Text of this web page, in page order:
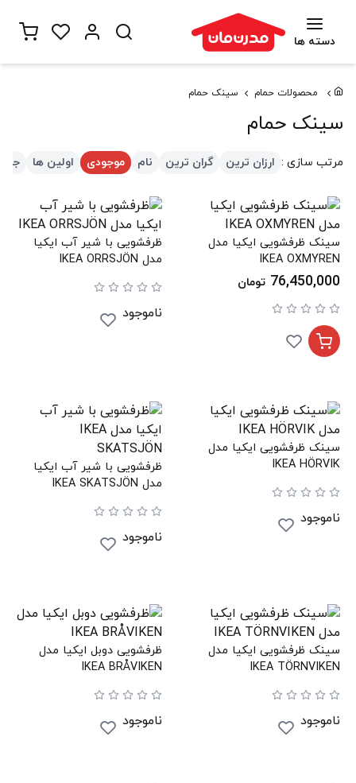
دسته ها
محصولات حمام سینک حمام
سینک حمام
مرتب سازی : ارزان ترین گران ترین نام موجودی اولین ها
سینک ظرفشویی ایکیا مدل
IKEA OXMYREN
76,450,000 تومان
ظرفشویی با شیر آب ایکیا
مدل IKEA ORRSJÖN
ناموجود
سینک ظرفشویی ایکیا مدل
IKEA HÖRVIK
ناموجود
ظرفشویی با شیر آب ایکیا
مدل IKEA SKATSJÖN
ناموجود
سینک ظرفشویی ایکیا مدل
IKEA TÖRNVIKEN
ناموجود
ظرفشویی دوبل ایکیا مدل
IKEA BRÅVIKEN
ناموجود